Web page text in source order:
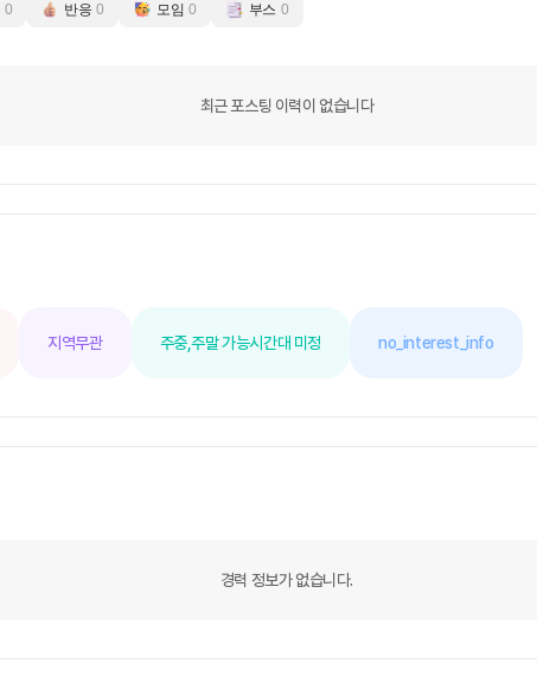
0 반응 0 모임 0 부스 0
최근 포스팅 이력이 없습니다
지역무관 주중,주말 가능시간대 미정 no_interest_info
경력 정보가 없습니다.